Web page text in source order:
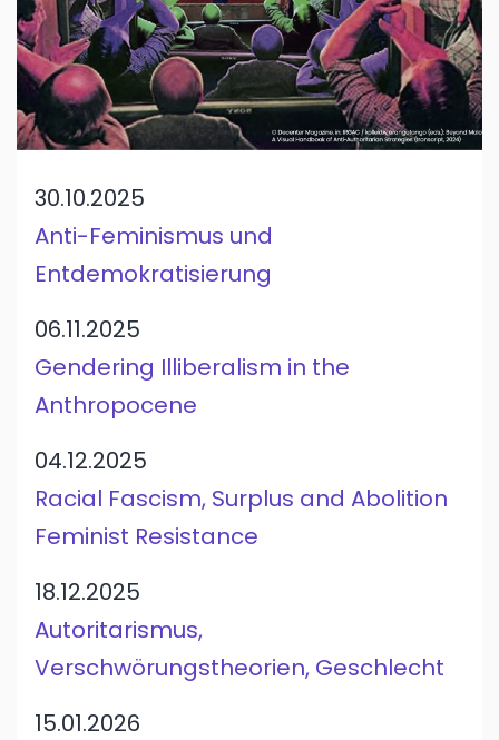
30.10.2025
Anti-Feminismus und
Entdemokratisierung
06.11.2025
Gendering Illiberalism in the
Anthropocene
04.12.2025
Racial Fascism, Surplus and Abolition
Feminist Resistance
18.12.2025
Autoritarismus,
Verschwörungstheorien, Geschlecht
15.01.2026